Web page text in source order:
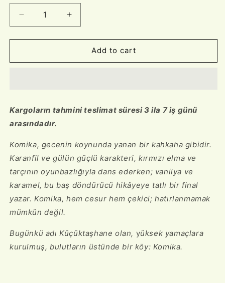
Decrease
quantity
for
Küçük
Increase
quantity
for
KOMIKA
Küçük
Add to cart
Kargoların tahmini teslimat süresi 3 ila 7 iş günü
arasındadır.
Komika, gecenin koynunda yanan bir kahkaha gibidir.
Karanfil ve gülün güçlü karakteri, kırmızı elma ve
tarçının oyunbazlığıyla dans ederken; vanilya ve
karamel, bu baş döndürücü hikâyeye tatlı bir final
yazar. Komika, hem cesur hem çekici; hatırlanmamak
mümkün değil.
Bugünkü adı Küçüktaşhane olan, yüksek yamaçlara
kurulmuş, bulutların üstünde bir köy: Komika.